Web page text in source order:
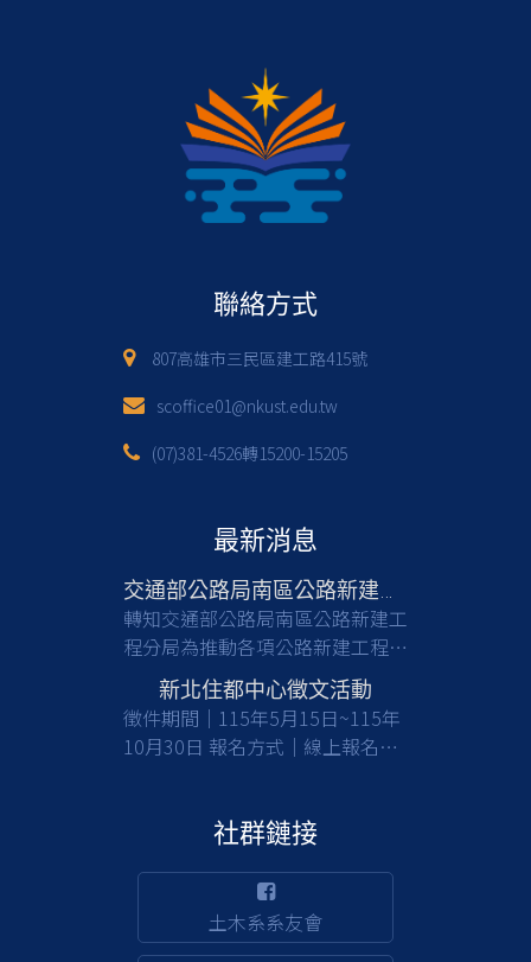
聯絡方式
807高雄市三民區建工路415號
scoffice01@nkust.edu.tw
(07)381-4526轉15200-15205
最新消息
轉知交通部公路局南區公路新建工
程分局為推動各項公路新建工程，
亟需具備土木工程等相關專業背景
之人才加入，共同提升公共工程品
質與建設效能，請有意從事公部門
工程建設工作之應屆畢業生及校友
(含相關職缺資訊)1份，請於截止
日前(115/8/17)，至行政院人事行
政總處事求人機關徵才系統
(https://web3.dgpa.gov.tw/want03front/AP/
)，在機關名稱輸入「交通部公路
新北住都中心徵文活動
徵件期間｜115年5月15日~115年
10月30日 報名方式｜線上報名及
社群鏈接
土木系系友會